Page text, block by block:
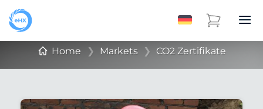
Home ❯ Markets ❯ CO2 Zertifikate